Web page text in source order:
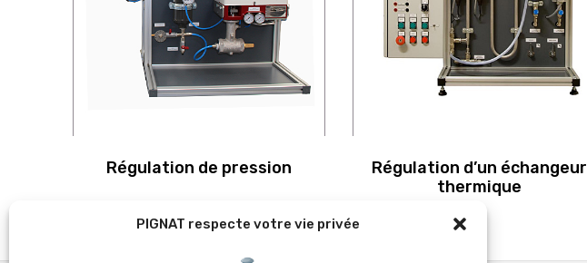
PIGNAT respecte votre vie privée
Régulation de pression
Régulation d’un échangeur
thermique